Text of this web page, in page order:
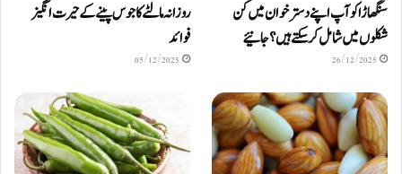
سنگھاڑا کو آپ اپنے دستر خوان میں کن
شکلوں میں شامل کرسکتے ہیں ؟ جانیئے
26/12/2025
روزانہ مالٹے کا جوس پینے کے حیرت انگیز
فوائد
05/12/2025